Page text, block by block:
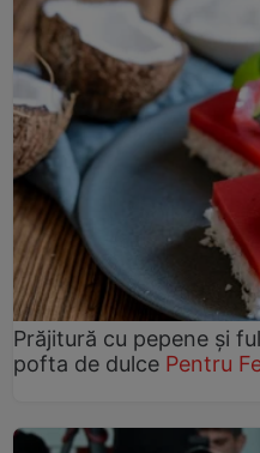
Prăjitură cu pepene şi
pofta de dulce Pentru